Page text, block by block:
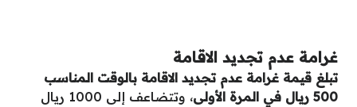
غرامة عدم تجديد الاقامة
تبلغ قيمة غرامة عدم تجديد الاقامة بالوقت المناسب
500 ريال في المرة الأولى
، وتتضاعف إلى 1000 ريال